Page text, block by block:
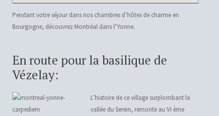
Pendant votre séjour dans nos chambres d’hôtes de charme en
Bourgogne, découvrez Montréal dans l’Yonne.
En route pour la basilique de
Vézelay:
L’histoire de ce village surplombant la
vallée du Serein, remonte au VI ème